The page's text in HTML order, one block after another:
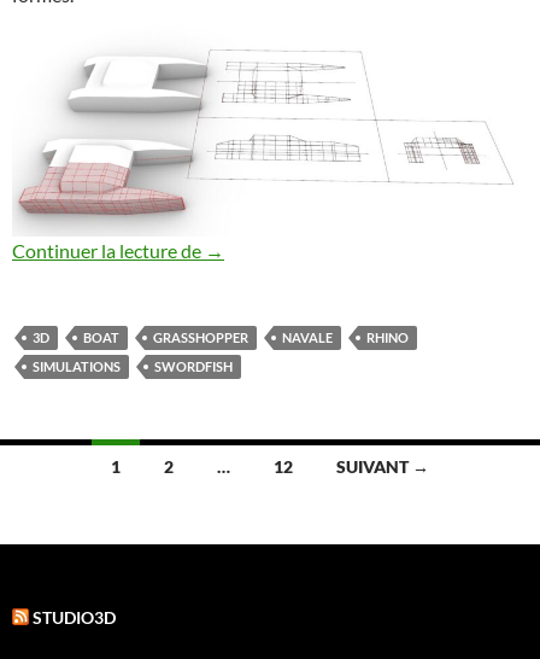
Continuer la lecture de Grasshopper – Swordfish tutorial – 02
→
3D BOAT GRASSHOPPER NAVALE
RHINO
SIMULATIONS
SWORDFISH
Navigation
articles
1 2 … 12 SUIVANT →
STUDIO3D